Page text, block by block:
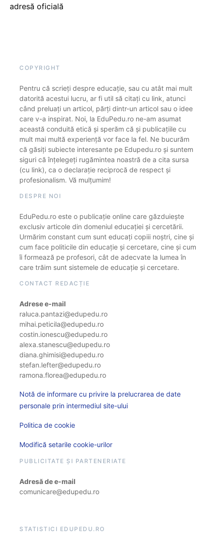
adresă oficială
COPYRIGHT
Pentru că scrieți despre educație, sau cu atât mai mult
datorită acestui lucru, ar fi util să citați cu link, atunci
când preluați un articol, părți dintr-un articol sau o idee
care v-a inspirat. Noi, la EduPedu.ro ne-am asumat
această conduită etică și sperăm că și publicațiile cu
mult mai multă experiență vor face la fel. Ne bucurăm
că găsiți subiecte interesante pe Edupedu.ro și suntem
siguri că înțelegeți rugămintea noastră de a cita sursa
(cu link), ca o declarație reciprocă de respect și
profesionalism. Vă mulțumim!
DESPRE NOI
EduPedu.ro este o publicație online care găzduiește
exclusiv articole din domeniul educației și cercetării.
Urmărim constant cum sunt educați copiii noștri, cine și
cum face politicile din educație și cercetare, cine și cum
îi formează pe profesori, cât de adecvate la lumea în
care trăim sunt sistemele de educație și cercetare.
CONTACT REDACȚIE
Adrese e-mail
raluca.pantazi@edupedu.ro
mihai.peticila@edupedu.ro
costin.ionescu@edupedu.ro
alexa.stanescu@edupedu.ro
diana.ghimisi@edupedu.ro
stefan.lefter@edupedu.ro
ramona.florea@edupedu.ro
Notă de informare cu privire la prelucrarea de date
personale prin intermediul site-ului
Politica de cookie
Modifică setarile cookie-urilor
PUBLICITATE ȘI PARTENERIATE
Adresă de e-mail
comunicare@edupedu.ro
STATISTICI EDUPEDU.RO